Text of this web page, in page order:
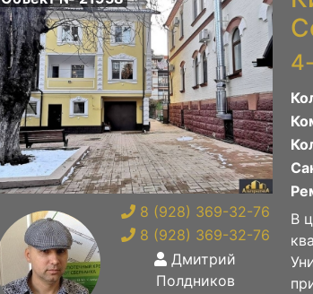
8 (928) 369-32-76
8 (928) 369-32-76
Дмитрий
Полдников
В